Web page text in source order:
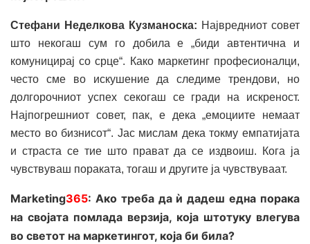
Стефани Неделкова Кузманоска: Највредниот совет
што некогаш сум го добила е „биди автентична и
комуницирај со срце“. Како маркетинг професионалци,
често сме во искушение да следиме трендови, но
долгорочниот успех секогаш се гради на искреност.
Најпогрешниот совет, пак, е дека „емоциите немаат
место во бизнисот“. Јас мислам дека токму емпатијата
и страста се тие што прават да се издвоиш. Кога ја
чувствуваш пораката, тогаш и другите ја чувствуваат.
Marketing365: Ако треба да ѝ дадеш една порака
на својата помлада верзија, која штотуку влегува
во светот на маркетингот, која би била?